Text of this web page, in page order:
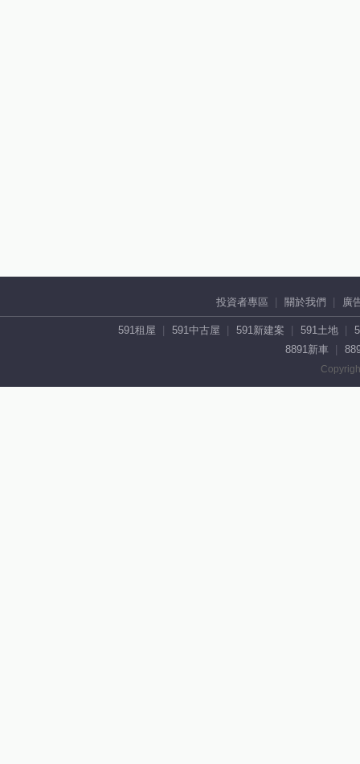
投資者專區 關於我們 廣
591租屋 591中古屋 591新建案 591土地
8891新車